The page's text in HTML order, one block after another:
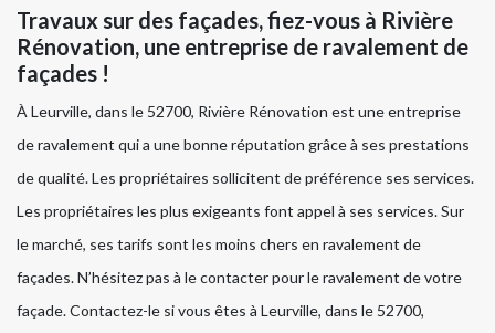
Travaux sur des façades, fiez-vous à Rivière
Rénovation, une entreprise de ravalement de
façades !
À Leurville, dans le 52700, Rivière Rénovation est une entreprise
de ravalement qui a une bonne réputation grâce à ses prestations
de qualité. Les propriétaires sollicitent de préférence ses services.
Les propriétaires les plus exigeants font appel à ses services. Sur
le marché, ses tarifs sont les moins chers en ravalement de
façades. N’hésitez pas à le contacter pour le ravalement de votre
façade. Contactez-le si vous êtes à Leurville, dans le 52700,